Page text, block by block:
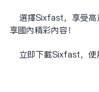
选择Sixfast，享受高
享国内精彩内容！
立即下载Sixfast，使